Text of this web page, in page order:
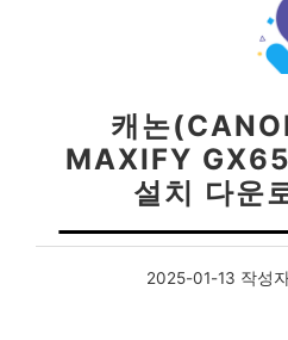
캐논
MAXIFY
설치 다운
2025-01-13 작성